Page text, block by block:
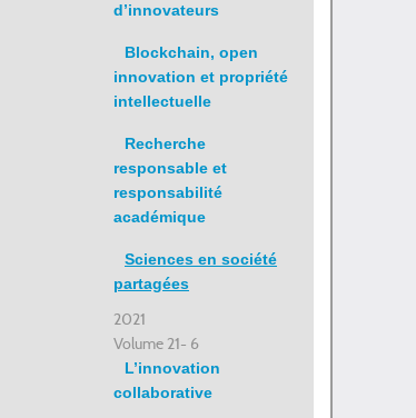
d’innovateurs
Blockchain, open
innovation et propriété
intellectuelle
Recherche
responsable et
responsabilité
académique
Sciences en société
partagées
2021
Volume 21- 6
L’innovation
collaborative